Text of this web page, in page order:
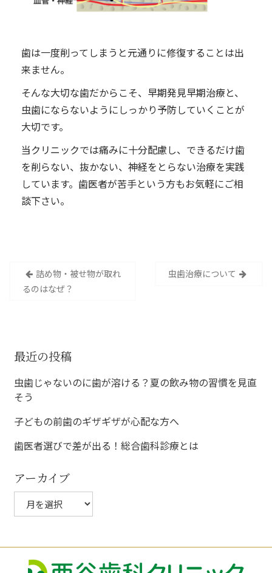
歯は一度削ってしまうと元通りに修復することは出
来ません。
そんな大切な歯だからこそ、早期発見早期治療と、
虫歯にならないようにしっかり予防していくことが
大切です。
当クリニックでは痛みに十分配慮し、できるだけ歯
を削らない、抜かない、神経をとらない治療を実践
しています。歯医者が苦手という方もお気軽にご相
談下さい。
ゲ
シ
ン
詰め物・被せ物が取れ
るのはなぜ？
虫歯治療について
最近の投稿
虫歯じゃないのに歯が溶ける？夏の飲み物の習慣を見直
そう
子どもの前歯のギザギザが心配な方へ
歯医者選びで差が出る！総合歯科診療とは
アーカイブ
ー